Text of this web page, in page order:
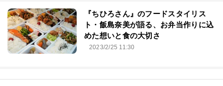
『ちひろさん』のフードスタイリス
ト・飯島奈美が語る、お弁当作りに込
めた想いと食の大切さ
2023/2/25 11:30